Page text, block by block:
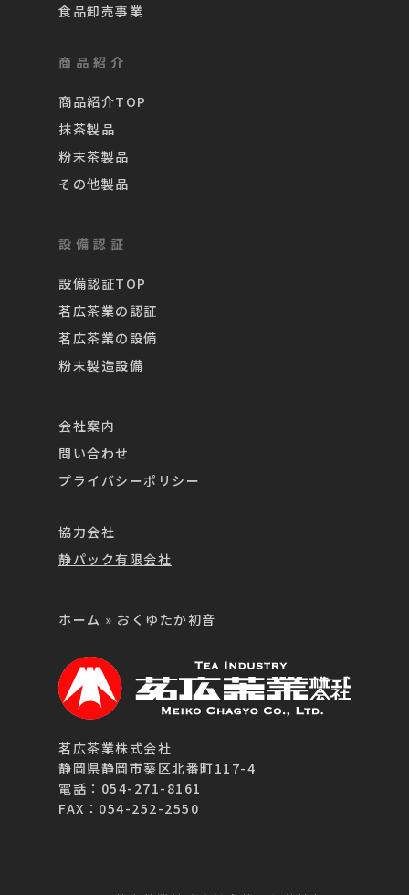
食品卸売事業
商品紹介
商品紹介TOP
抹茶製品
粉末茶製品
その他製品
設備認証
設備認証TOP
茗広茶業の認証
茗広茶業の設備
粉末製造設備
会社案内
問い合わせ
プライバシーポリシー
協力会社
静パック有限会社
ホーム » おくゆたか初音
茗広茶業株式会社
静岡県静岡市葵区北番町117-4
電話：054-271-8161
FAX：054-252-2550